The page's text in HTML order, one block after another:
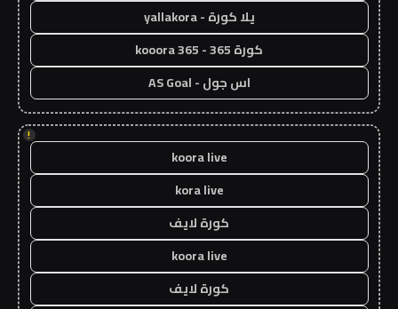
يلا كورة - yallakora
كورة 365 - kooora 365
اس جول - AS Goal
!
koora live
kora live
كورة لايف
koora live
كورة لايف